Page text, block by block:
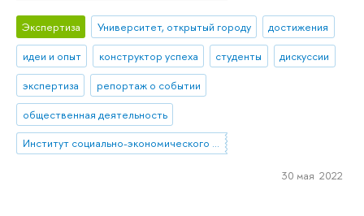
Экспертиза Университет, открытый городу
достижения
идеи и опыт
конструктор успеха студенты
дискуссии
экспертиза
репортаж о событии
общественная деятельность
Институт социально-экономического проектирования
30 мая 2022